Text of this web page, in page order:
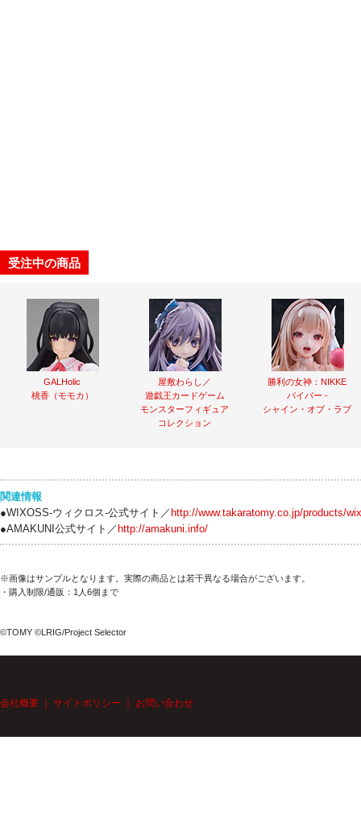
受注中の商品
GALHolic
桃香（モモカ）
屋敷わらし／
遊戯王カードゲーム
モンスターフィギュア
コレクション
勝利の女神：NIKKE
バイパー -
シャイン・オブ・ラブ
関連情報
●WIXOSS-ウィクロス-公式サイト／ http://www.takaratomy.co.jp/products/
●AMAKUNI公式サイト／ http://amakuni.info/
※画像はサンプルとなります。実際の商品とは若干異なる場合がございます。
・購入制限/通販：1人6個まで
©TOMY ©LRIG/Project Selector
会社概要 サイトポリシー お問い合わせ